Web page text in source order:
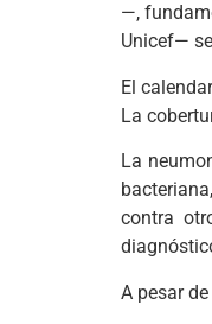
—,
Unicef—
El
La
La
contra
A pesar